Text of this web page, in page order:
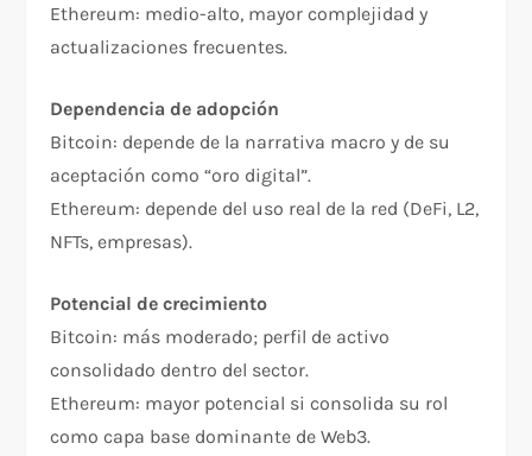
Ethereum: medio-alto, mayor complejidad y
actualizaciones frecuentes.
Dependencia de adopción
Bitcoin: depende de la narrativa macro y de su
aceptación como “oro digital”.
Ethereum: depende del uso real de la red (DeFi, L2,
NFTs, empresas).
Potencial de crecimiento
Bitcoin: más moderado; perfil de activo
consolidado dentro del sector.
Ethereum: mayor potencial si consolida su rol
como capa base dominante de Web3.